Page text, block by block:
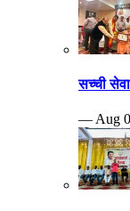
सच्ची
— Aug